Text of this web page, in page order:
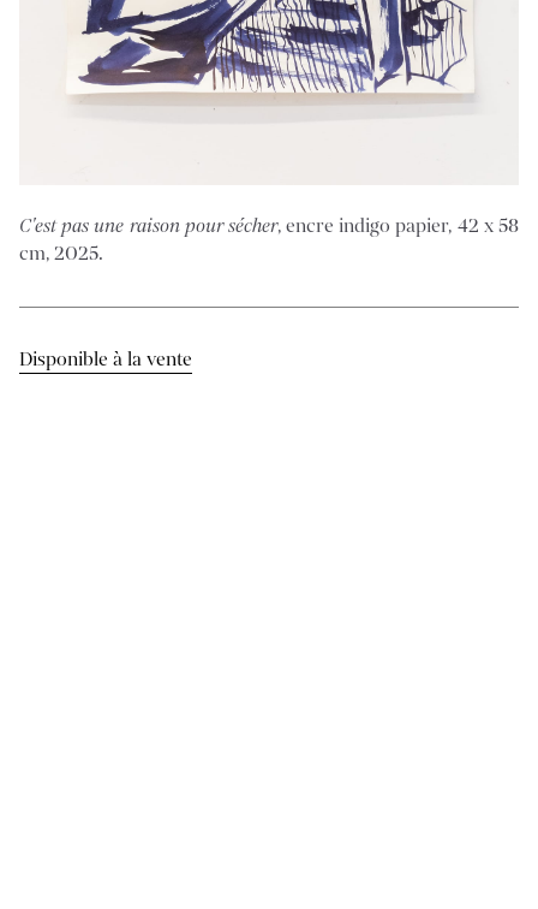
C'est pas une raison pour sécher, encre indigo papier, 42 x 58
cm, 2025.
Disponible à la vente